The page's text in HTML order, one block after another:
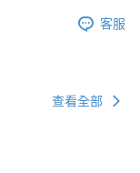
客服
查看全部